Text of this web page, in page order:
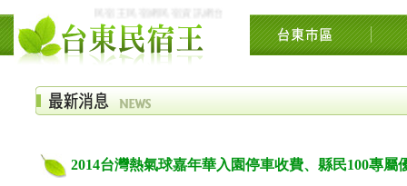
民宿王民宿網民宿資訊網台東花東花蓮綠島民宿住宿旅遊景點交
2014台灣熱氣球嘉年華入園停車收費、縣民100專屬